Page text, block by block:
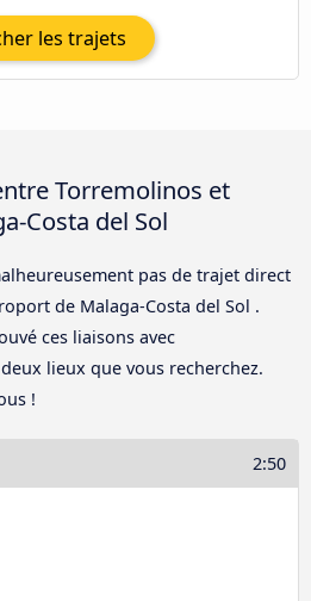
les trajets
Torremolinos et
Costa del Sol
pas de trajet direct
de Malaga-Costa del Sol .
ces liaisons avec
lieux que vous recherchez.
!
2:50